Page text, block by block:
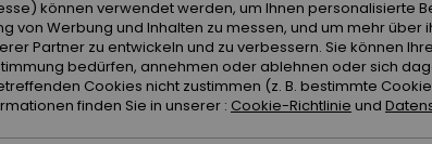
können verwendet werden, um Ihnen personalisierte
von Werbung und Inhalten zu messen, und um mehr über
Partner zu entwickeln und zu verbessern. Sie können
bedürfen, annehmen oder ablehnen oder sich
Cookies nicht zustimmen (z. B. bestimmte
finden Sie in unserer : Cookie-Richtlinie und